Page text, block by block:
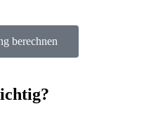
berechnen